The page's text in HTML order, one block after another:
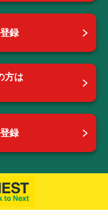
録
方は
録